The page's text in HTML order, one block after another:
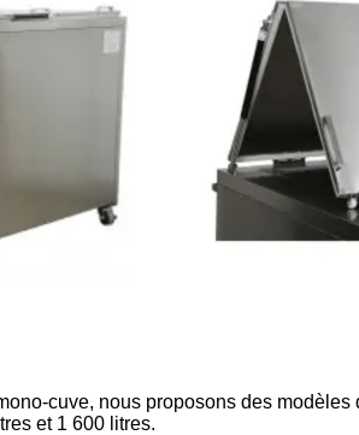
cuve, nous proposons des
et 1 600 litres.